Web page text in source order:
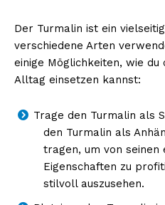
Der Turmalin ist ein
verschiedene Arten
einige Möglichkeiten, wie du
Alltag einsetzen kannst:
Trage den Turmalin als
den Turmalin als
tragen, um von seinen
Eigenschaften zu
stilvoll auszusehen.